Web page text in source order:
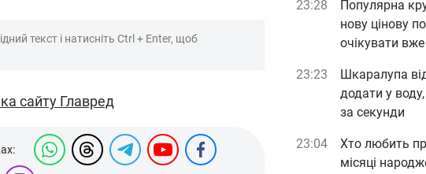
текст і натисніть Ctrl + Enter, щоб
сайту Главред
23:28
Популярна
нову цінову
очікувати вже
23:23
Шкаралупа
додати у
за секунди
23:04
Хто любить
місяці